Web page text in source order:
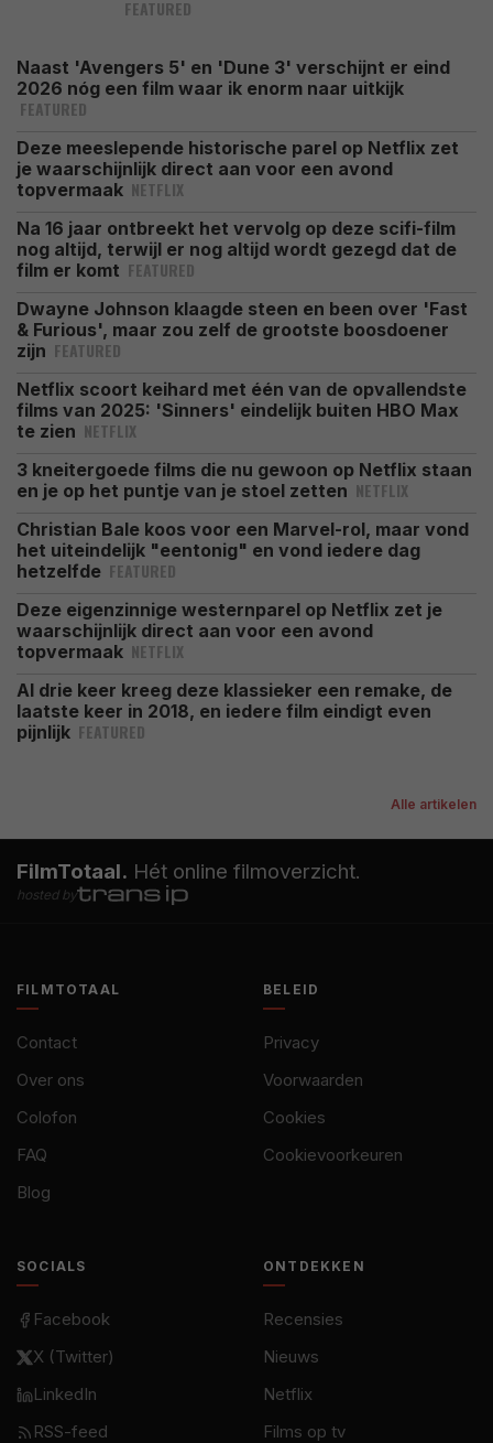
FEATURED
Naast 'Avengers 5' en 'Dune 3' verschijnt er eind
2026 nóg een film waar ik enorm naar uitkijk
FEATURED
Deze meeslepende historische parel op Netflix zet
je waarschijnlijk direct aan voor een avond
topvermaak NETFLIX
Na 16 jaar ontbreekt het vervolg op deze scifi-film
nog altijd, terwijl er nog altijd wordt gezegd dat de
film er komt FEATURED
Dwayne Johnson klaagde steen en been over 'Fast
& Furious', maar zou zelf de grootste boosdoener
zijn FEATURED
Netflix scoort keihard met één van de opvallendste
films van 2025: 'Sinners' eindelijk buiten HBO Max
te zien NETFLIX
3 kneitergoede films die nu gewoon op Netflix staan
en je op het puntje van je stoel zetten NETFLIX
Christian Bale koos voor een Marvel-rol, maar vond
het uiteindelijk "eentonig" en vond iedere dag
hetzelfde FEATURED
Deze eigenzinnige westernparel op Netflix zet je
waarschijnlijk direct aan voor een avond
topvermaak NETFLIX
Al drie keer kreeg deze klassieker een remake, de
laatste keer in 2018, en iedere film eindigt even
pijnlijk FEATURED
Alle artikelen
FilmTotaal. Hét online filmoverzicht.
hosted by
FILMTOTAAL
Contact
Over ons
Colofon
FAQ
Blog
BELEID
Privacy
Voorwaarden
Cookies
Cookievoorkeuren
SOCIALS
Facebook
X (Twitter)
LinkedIn
RSS-feed
ONTDEKKEN
Recensies
Nieuws
Netflix
Films op tv